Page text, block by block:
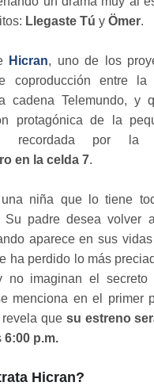
Llegaste Tú y Ömer.
Hicran, uno de los
coproducción entre la
cadena Telemundo, y
protagónica de la
recordada por
la
en la celda 7.
una niña que lo tiene
Su padre desea volver
aparece en sus
ha perdido lo más
no imaginan el secreto
menciona en el primer
que su estreno
6:00 p.m.
Hicran?